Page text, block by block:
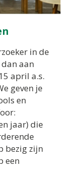
in de
aan
april a.s.
geven je
en
jaar) die
bezig zijn
een